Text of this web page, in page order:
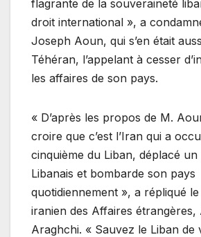
flagrante de la souveraineté
droit international », a
Joseph Aoun, qui s’en était
Téhéran, l’appelant à cesser
les affaires de son pays.
« D’après les propos de M.
croire que c’est l’Iran qui a
cinquième du Liban, déplacé un
Libanais et bombarde son pays
quotidiennement », a répliqué
iranien des Affaires étrangères,
Araghchi. « Sauvez le Liban de